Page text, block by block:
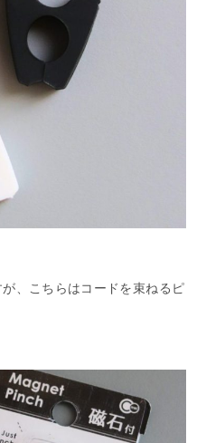
、こちらはコードを束ねるピ